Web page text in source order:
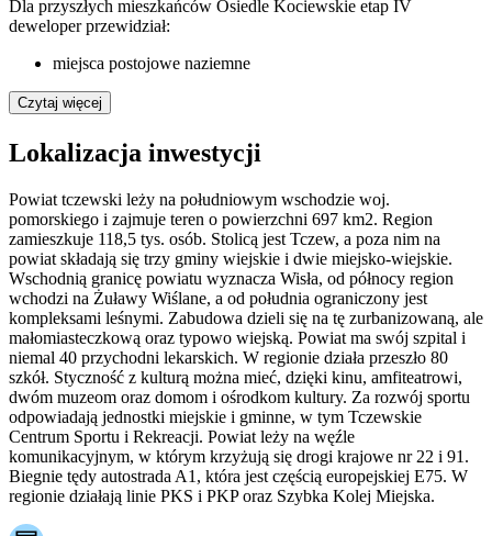
Dla przyszłych mieszkańców Osiedle Kociewskie etap IV
deweloper przewidział:
miejsca postojowe naziemne
Czytaj więcej
Lokalizacja inwestycji
Powiat tczewski leży na południowym wschodzie woj.
pomorskiego i zajmuje teren o powierzchni 697 km2. Region
zamieszkuje 118,5 tys. osób. Stolicą jest Tczew, a poza nim na
powiat składają się trzy gminy wiejskie i dwie miejsko-wiejskie.
Wschodnią granicę powiatu wyznacza Wisła, od północy region
wchodzi na Żuławy Wiślane, a od południa ograniczony jest
kompleksami leśnymi. Zabudowa dzieli się na tę zurbanizowaną, ale
małomiasteczkową oraz typowo wiejską. Powiat ma swój szpital i
niemal 40 przychodni lekarskich. W regionie działa przeszło 80
szkół. Styczność z kulturą można mieć, dzięki kinu, amfiteatrowi,
dwóm muzeom oraz domom i ośrodkom kultury. Za rozwój sportu
odpowiadają jednostki miejskie i gminne, w tym Tczewskie
Centrum Sportu i Rekreacji. Powiat leży na węźle
komunikacyjnym, w którym krzyżują się drogi krajowe nr 22 i 91.
Biegnie tędy autostrada A1, która jest częścią europejskiej E75. W
regionie działają linie PKS i PKP oraz Szybka Kolej Miejska.